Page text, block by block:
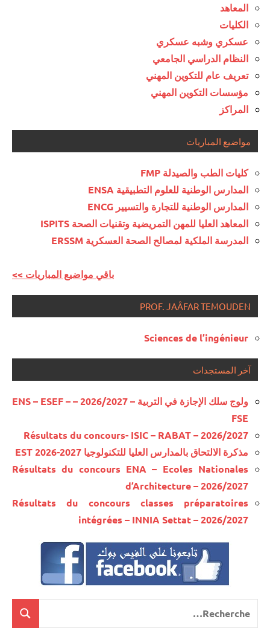
المعاهد
الكليات
عسكري وشبه عسكري
النظام الدراسي الجامعي
تعريف عام للتكوين المهني
مؤسسات التكوين المهني
المراكز
مواضيع المباريات
كليات الطب والصيدلة FMP
المدارس الوطنية للعلوم التطبيقية ENSA
المدارس الوطنية للتجارة والتسيير ENCG
المعاهد العليا للمهن التمريضية وتقنيات الصحة ISPITS
المدرسة الملكية لمصالح الصحة العسكرية ERSSM
<< باقي مواضيع المباريات
PROF. JAÂFAR TEMOUDEN
Sciences de l’ingénieur
آخر المستجدات
ولوج سلك الإجازة في التربية – 2026/2027 – ENS – ESEF –
FSE
Résultats du concours- ISIC – RABAT – 2026/2027
مذكرة الالتحاق بالمدارس العليا للتكنولوجيا EST 2026-2027
Résultats du concours ENA – Ecoles Nationales
d’Architecture – 2026/2027
Résultats du concours classes préparatoires
intégrées – INNIA Settat – 2026/2027